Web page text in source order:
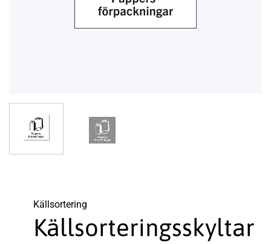
Käll­sortering
Källsorteringsskyltar